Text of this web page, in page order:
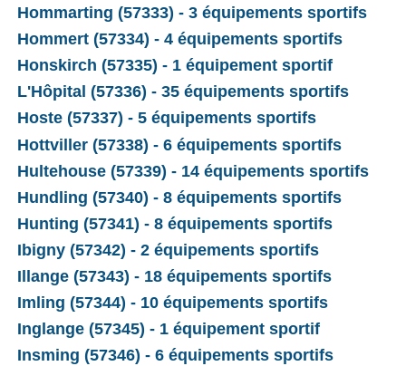
Hommarting (57333) - 3 équipements sportifs
Hommert (57334) - 4 équipements sportifs
Honskirch (57335) - 1 équipement sportif
L'Hôpital (57336) - 35 équipements sportifs
Hoste (57337) - 5 équipements sportifs
Hottviller (57338) - 6 équipements sportifs
Hultehouse (57339) - 14 équipements sportifs
Hundling (57340) - 8 équipements sportifs
Hunting (57341) - 8 équipements sportifs
Ibigny (57342) - 2 équipements sportifs
Illange (57343) - 18 équipements sportifs
Imling (57344) - 10 équipements sportifs
Inglange (57345) - 1 équipement sportif
Insming (57346) - 6 équipements sportifs